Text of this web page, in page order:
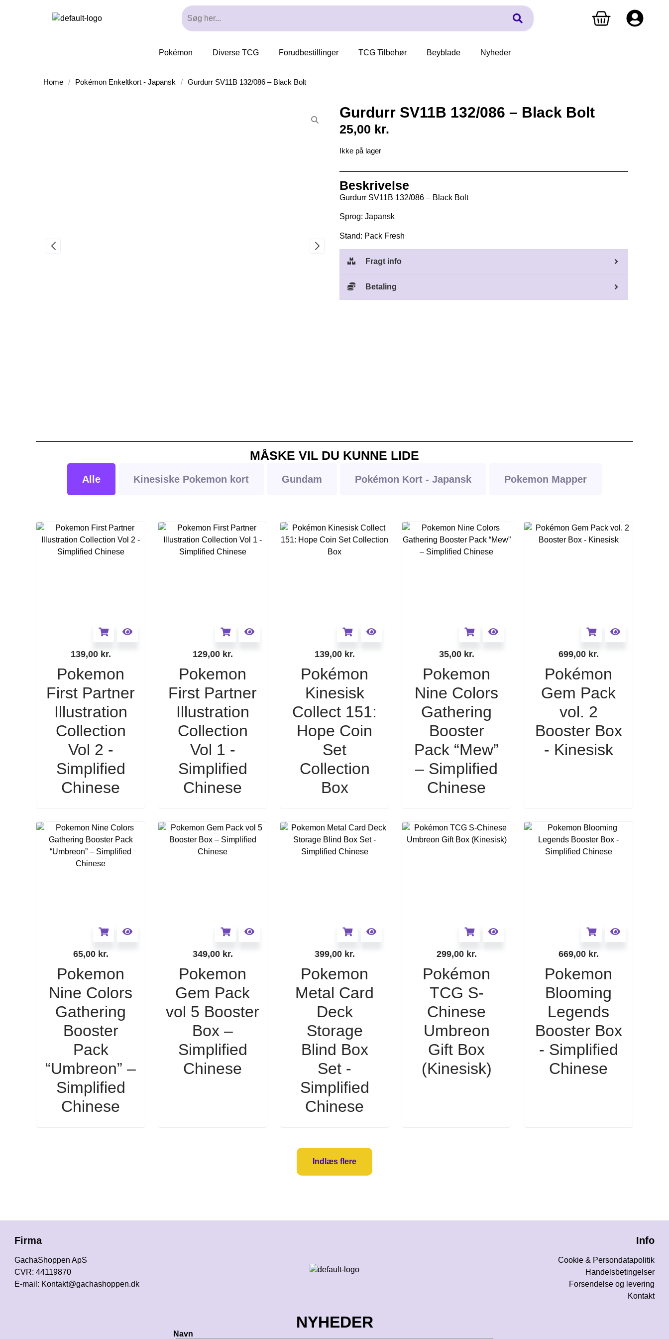
Pokémon Diverse TCG Forudbestillinger TCG Tilbehør Beyblade Nyheder
Home / Pokémon Enkeltkort - Japansk / Gurdurr SV11B 132/086 – Black Bolt
Gurdurr SV11B 132/086 – Black Bolt
25,00 kr.
Ikke på lager
Beskrivelse
Gurdurr SV11B 132/086 – Black Bolt
Sprog: Japansk
Stand: Pack Fresh
Fragt info
Betaling
MÅSKE VIL DU KUNNE LIDE
Alle Kinesiske Pokemon kort Gundam Pokémon Kort - Japansk Pokemon Mapper
139,00 kr.
Pokemon
First Partner
Illustration
Collection
Vol 2 -
Simplified
Chinese
129,00 kr.
Pokemon
First Partner
Illustration
Collection
Vol 1 -
Simplified
Chinese
139,00 kr.
Pokémon
Kinesisk
Collect 151:
Hope Coin
Set
Collection
Box
35,00 kr.
Pokemon
Nine Colors
Gathering
Booster
Pack “Mew”
– Simplified
Chinese
699,00 kr.
Pokémon
Gem Pack
vol. 2
Booster Box
- Kinesisk
65,00 kr.
Pokemon
Nine Colors
Gathering
Booster
Pack
“Umbreon” –
Simplified
Chinese
349,00 kr.
Pokemon
Gem Pack
vol 5 Booster
Box –
Simplified
Chinese
399,00 kr.
Pokemon
Metal Card
Deck
Storage
Blind Box
Set -
Simplified
Chinese
299,00 kr.
Pokémon
TCG S-
Chinese
Umbreon
Gift Box
(Kinesisk)
669,00 kr.
Pokemon
Blooming
Legends
Booster Box
- Simplified
Chinese
Indlæs flere
Firma
GachaShoppen ApS
CVR: 44119870
E-mail: Kontakt@gachashoppen.dk
Info
Cookie & Persondatapolitik
Handelsbetingelser
Forsendelse og levering
Kontakt
NYHEDER
Navn